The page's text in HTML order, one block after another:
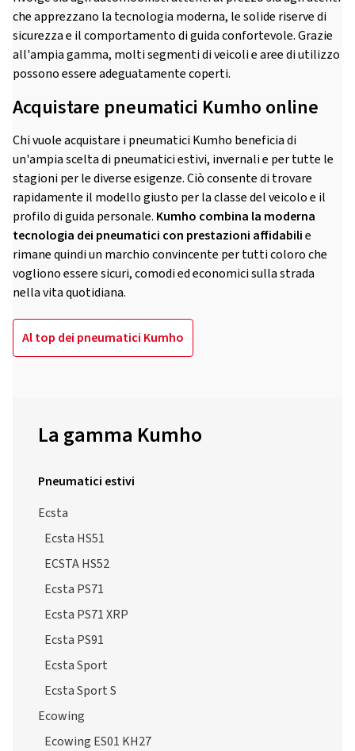
che apprezzano la tecnologia moderna, le solide riserve di
sicurezza e il comportamento di guida confortevole. Grazie
all'ampia gamma, molti segmenti di veicoli e aree di utilizzo
possono essere adeguatamente coperti.
Acquistare pneumatici Kumho online
Chi vuole acquistare i pneumatici Kumho beneficia di
un'ampia scelta di pneumatici estivi, invernali e per tutte le
stagioni per le diverse esigenze. Ciò consente di trovare
rapidamente il modello giusto per la classe del veicolo e il
profilo di guida personale. Kumho combina la moderna
tecnologia dei pneumatici con prestazioni affidabilie
rimane quindi un marchio convincente per tutti coloro che
vogliono essere sicuri, comodi ed economici sulla strada
nella vita quotidiana.
Al top dei pneumatici Kumho
La gamma Kumho
Pneumatici estivi
Ecsta
Ecsta HS51
ECSTA HS52
Ecsta PS71
Ecsta PS71 XRP
Ecsta PS91
Ecsta Sport
Ecsta Sport S
Ecowing
Ecowing ES01 KH27